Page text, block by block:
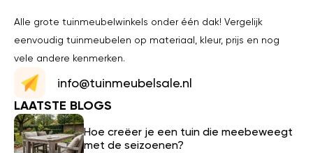
Alle grote tuinmeubelwinkels onder één dak! Vergelijk
eenvoudig tuinmeubelen op materiaal, kleur, prijs en nog
vele andere kenmerken.
info@tuinmeubelsale.nl
LAATSTE BLOGS
Hoe creëer je een tuin die meebeweegt
met de seizoenen?